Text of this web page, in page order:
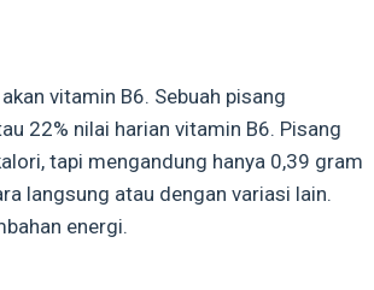
vitamin B6. Sebuah pisang
22% nilai harian vitamin B6. Pisang
tapi mengandung hanya 0,39 gram
langsung atau dengan variasi lain.
energi.